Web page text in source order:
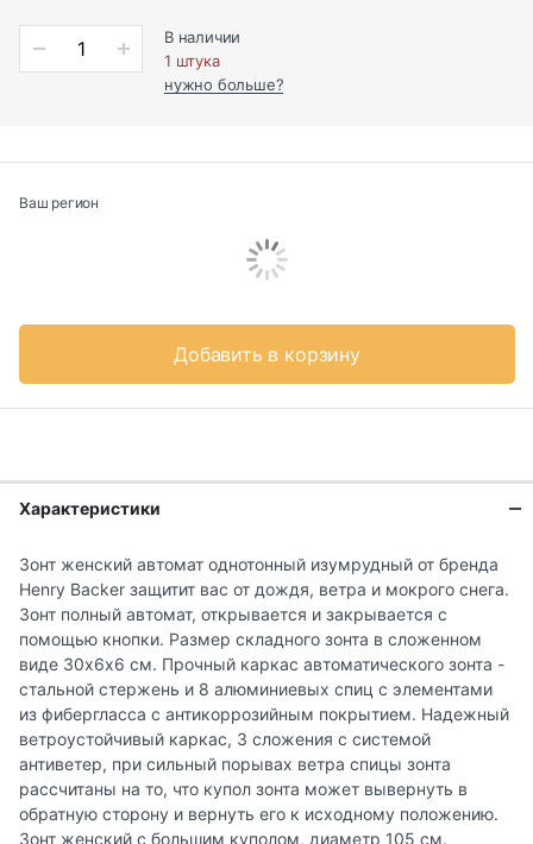
В наличии
1 штука
нужно больше?
Ваш регион
Добавить в корзину
Характеристики
Зонт женский автомат однотонный изумрудный от бренда
Henry Backer защитит вас от дождя, ветра и мокрого снега.
Зонт полный автомат, открывается и закрывается с
помощью кнопки. Размер складного зонта в сложенном
виде 30х6х6 см. Прочный каркас автоматического зонта -
стальной стержень и 8 алюминиевых спиц с элементами
из фибергласса с антикоррозийным покрытием. Надежный
ветроустойчивый каркас, 3 сложения с системой
антиветер, при сильный порывах ветра спицы зонта
рассчитаны на то, что купол зонта может вывернуть в
обратную сторону и вернуть его к исходному положению.
Зонт женский с большим куполом, диаметр 105 см.